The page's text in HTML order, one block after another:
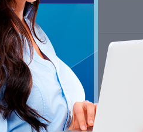
0
Репутация